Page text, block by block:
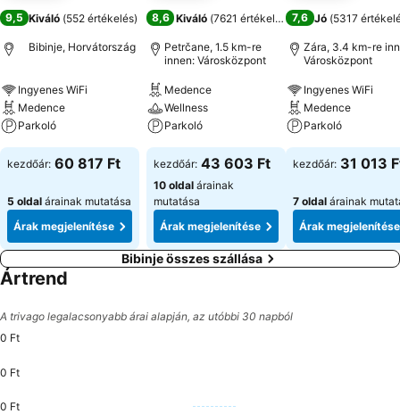
9,5 Kiváló (552 értékelés)
Bibinje, Horvátország
Ingyenes WiFi
Medence
Parkoló
kezdőár: 60 817 Ft
5 oldal árainak mutatása
Árak megjelenítése
8,6 Kiváló (7621 értékelés)
Petrčane, 1.5 km-re
innen: Városközpont
Medence
Wellness
Parkoló
kezdőár: 43 603 Ft
10 oldal árainak
mutatása
Árak megjelenítése
7,6 Jó (5317
Zára, 3.4 km-re
Városközpont
Ingyenes WiFi
Medence
Parkoló
kezdőár: 31 013
7 oldal árainak
Árak megjelenítése
Bibinje összes szállása
Ártrend
A trivago legalacsonyabb árai alapján, az utóbbi 30 napból
0 Ft
0 Ft
0 Ft